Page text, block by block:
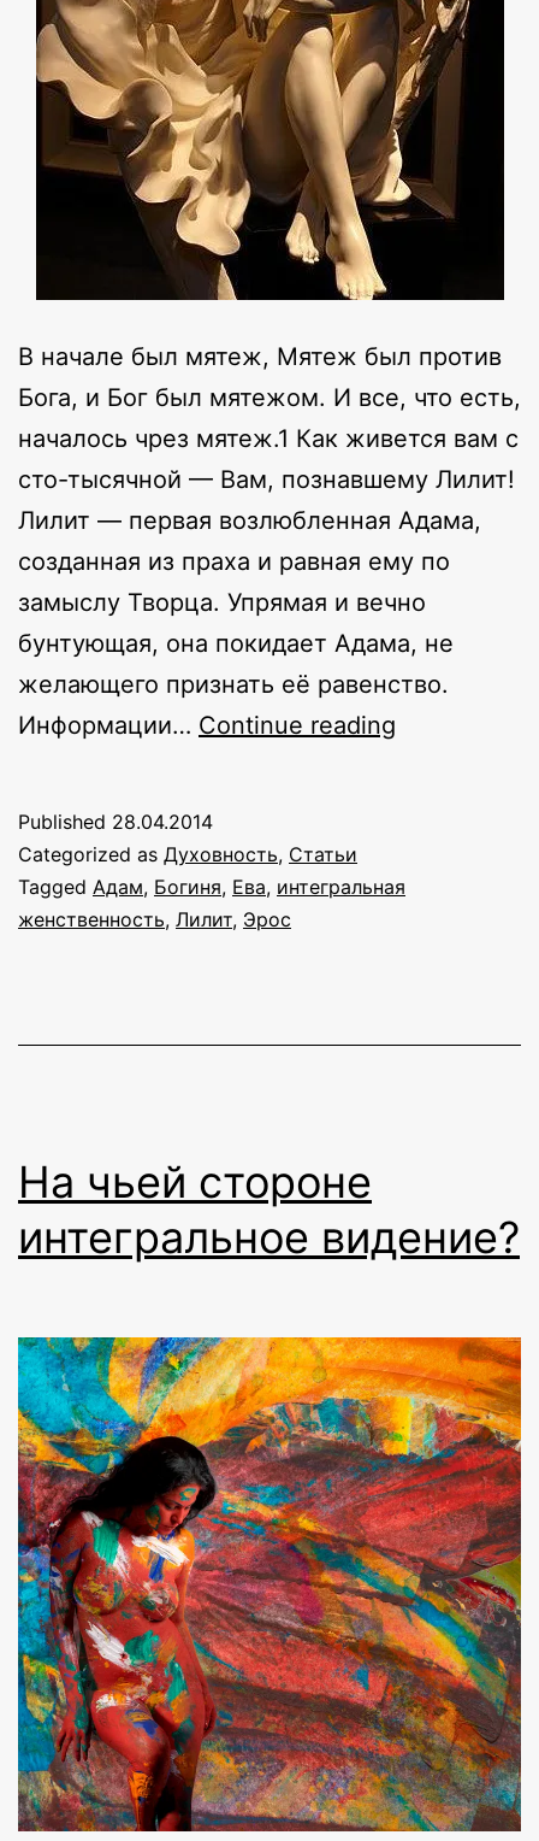
В начале был мятеж, Мятеж был против
Бога, и Бог был мятежом. И все, что есть,
началось чрез мятеж.1 Как живется вам с
сто-тысячной — Вам, познавшему Лилит!
Лилит — первая возлюбленная Адама,
созданная из праха и равная ему по
замыслу Творца. Упрямая и вечно
бунтующая, она покидает Адама, не
желающего признать её равенство.
Информации… Continue reading
Эроса
Published 28.04.2014
Categorized as Духовность, Статьи
Tagged Адам, Богиня, Ева, интегральная
женственность, Лилит, Эрос
На чьей стороне
интегральное видение?